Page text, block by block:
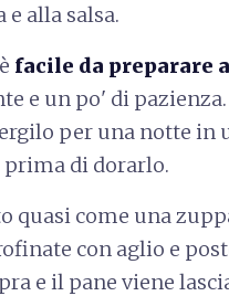
alla salsa.
facile da preparare
e un po' di
per una notte in
di dorarlo.
quasi come una
con aglio e
e il pane viene